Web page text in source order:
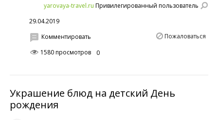
yarovaya-travel.ru Привилегированный пользователь
29.04.2019
Пожаловаться
Комментировать
1580 просмотров
0
Украшение блюд на детский День
рождения